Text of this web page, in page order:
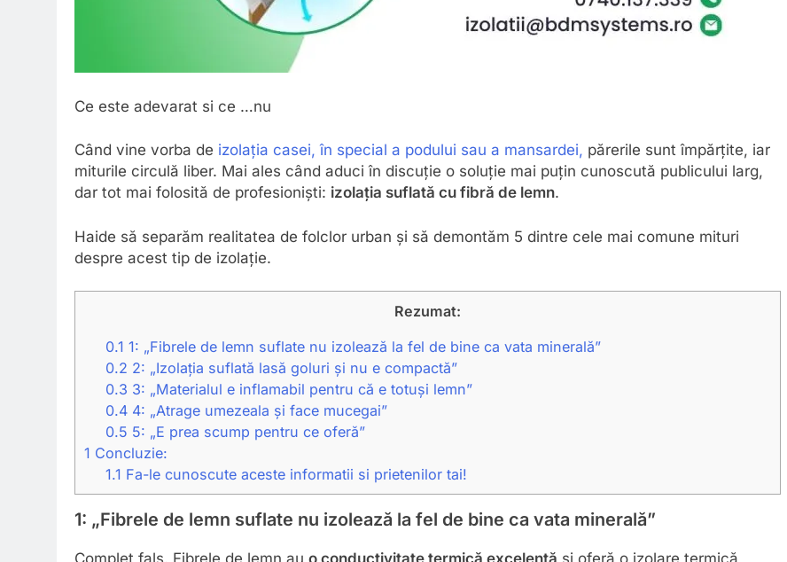
Ce este adevarat si ce …nu
Când vine vorba de izolația casei, în special a podului sau a mansardei, părerile sunt împărțite, iar
miturile circulă liber. Mai ales când aduci în discuție o soluție mai puțin cunoscută publicului larg,
dar tot mai folosită de profesioniști: izolația suflată cu fibră de lemn.
Haide să separăm realitatea de folclor urban și să demontăm 5 dintre cele mai comune mituri
despre acest tip de izolație.
Rezumat:
0.1 1: „Fibrele de lemn suflate nu izolează la fel de bine ca vata minerală”
0.2 2: „Izolația suflată lasă goluri și nu e compactă”
0.3 3: „Materialul e inflamabil pentru că e totuși lemn”
0.4 4: „Atrage umezeala și face mucegai”
0.5 5: „E prea scump pentru ce oferă”
1 Concluzie:
1.1 Fa-le cunoscute aceste informatii si prietenilor tai!
1: „Fibrele de lemn suflate nu izolează la fel de bine ca vata minerală”